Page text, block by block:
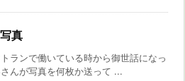
真
ランで働いている時から御世話になっ
んが写真を何枚か送って ...